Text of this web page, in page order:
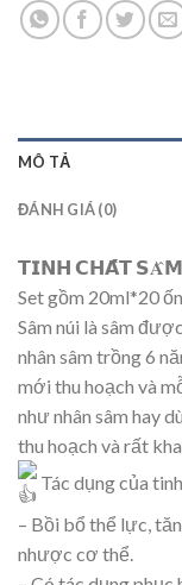
MÔ TẢ
ĐÁNH GIÁ (0)
𝗧𝗜𝗡𝗛 𝗖𝗛𝗔̂́𝗧
Set gồm 20ml*20
Sâm núi là sâm
nhân sâm trồng 6
mới thu hoạch và
như nhân sâm hay
thu hoạch và rất
Tác dụng của
– Bồi bổ thể lực,
nhược cơ thể.